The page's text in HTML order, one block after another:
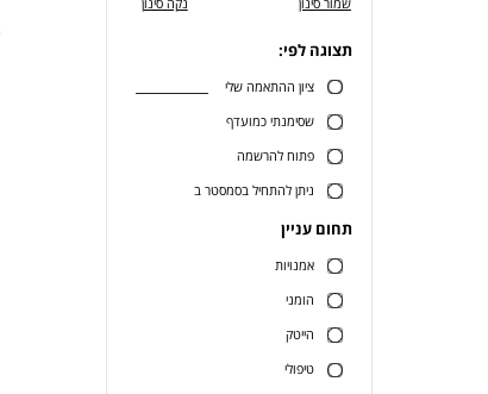
שמור סינון נקה סינון
תצוגה לפי:
ציון ההתאמה שלי
שסימנתי כמועדף
פתוח להרשמה
ניתן להתחיל בסמסטר ב
תחום עניין
אמנויות
הומני
הייטק
טיפולי